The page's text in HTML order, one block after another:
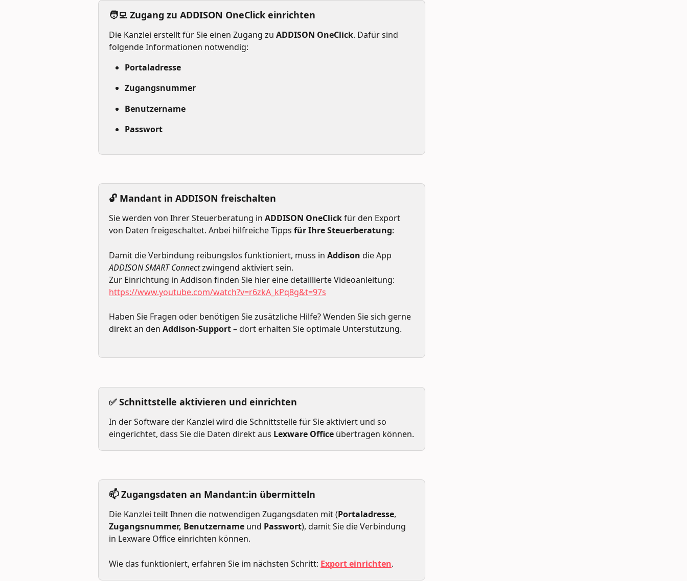
🧑‍💻 Zugang zu ADDISON OneClick einrichten
Die Kanzlei erstellt für Sie einen Zugang zu ADDISON OneClick. Dafür sind
folgende Informationen notwendig:
Portaladresse
Zugangsnummer
Benutzername
Passwort
🔓 Mandant in ADDISON freischalten
Sie werden von Ihrer Steuerberatung in ADDISON OneClick für den Export
von Daten freigeschaltet. Anbei hilfreiche Tipps für Ihre Steuerberatung:
Damit die Verbindung reibungslos funktioniert, muss in Addison die App
ADDISON SMART Connect zwingend aktiviert sein.
Zur Einrichtung in Addison finden Sie hier eine detaillierte Videoanleitung:
https://www.youtube.com/watch?v=r6zkA_kPq8g&t=97s
Haben Sie Fragen oder benötigen Sie zusätzliche Hilfe? Wenden Sie sich gerne
direkt an den Addison-Support – dort erhalten Sie optimale Unterstützung.
✅ Schnittstelle aktivieren und einrichten
In der Software der Kanzlei wird die Schnittstelle für Sie aktiviert und so
eingerichtet, dass Sie die Daten direkt aus Lexware Office übertragen können.
📫 Zugangsdaten an Mandant:in übermitteln
Die Kanzlei teilt Ihnen die notwendigen Zugangsdaten mit (Portaladresse,
Zugangsnummer, Benutzername und Passwort), damit Sie die Verbindung
in Lexware Office einrichten können.
Wie das funktioniert, erfahren Sie im nächsten Schritt: Export einrichten.